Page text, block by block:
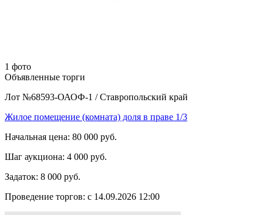
1 фото
Объявленные торги
Лот №68593-ОАОФ-1 / Ставропольский край
Жилое помещение (комната) доля в праве 1/3
Начальная цена: 80 000 руб.
Шаг аукциона: 4 000 руб.
Задаток: 8 000 руб.
Проведение торгов: с 14.09.2026 12:00